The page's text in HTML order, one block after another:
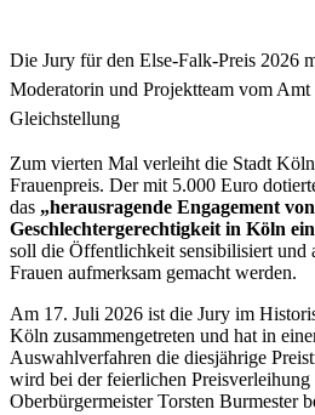
Die Jury für den Else-Falk-Preis 2026
Moderatorin und Projektteam vom Amt
Gleichstellung
Zum vierten Mal verleiht die Stadt
Frauenpreis. Der mit 5.000 Euro
das „herausragende Engagement
Geschlechtergerechtigkeit in Köln
soll die Öffentlichkeit sensibilisiert und
Frauen aufmerksam gemacht werden.
Am 17. Juli 2026 ist die Jury im
Köln zusammengetreten und hat in
Auswahlverfahren die diesjährige
wird bei der feierlichen
Oberbürgermeister Torsten Burmester